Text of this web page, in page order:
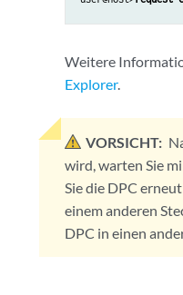
Weitere
Explorer.
VORSICHT:
wird, warten Sie
Sie die DPC
einem anderen
DPC in einen